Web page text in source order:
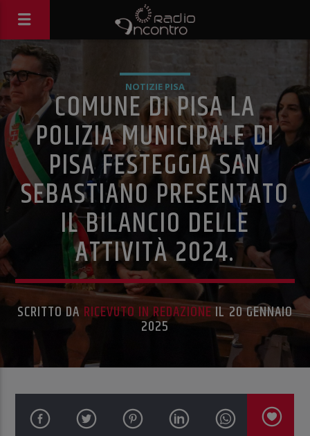
NOTIZIE PISA
COMUNE DI PISA LA
POLIZIA MUNICIPALE DI
PISA FESTEGGIA SAN
SEBASTIANO PRESENTATO
IL BILANCIO DELLE
ATTIVITÀ 2024.
SCRITTO DA RICEVUTO IN REDAZIONE IL 20 GENNAIO
2025